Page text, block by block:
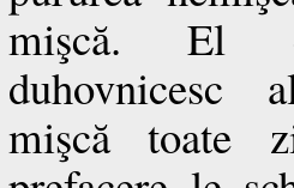
mişcă. El
duhovnicesc
mişcă toate